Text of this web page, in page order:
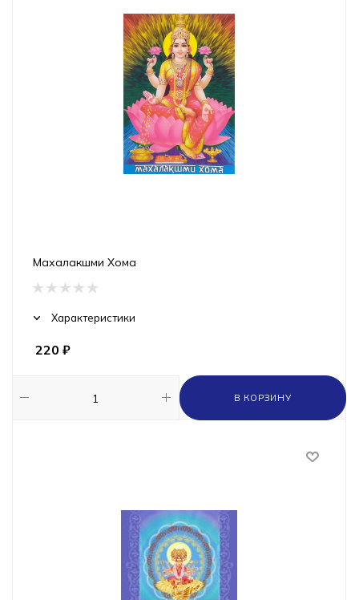
Махалакшми Хома
Характеристики
220 ₽
В КОРЗИНУ